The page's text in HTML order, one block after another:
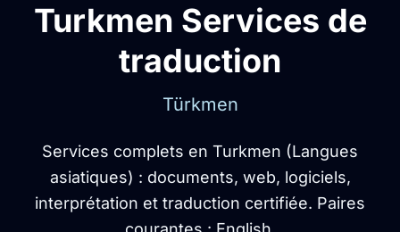
Turkmen Services de
traduction
Türkmen
Services complets en Turkmen (Langues
asiatiques) : documents, web, logiciels,
interprétation et traduction certifiée. Paires